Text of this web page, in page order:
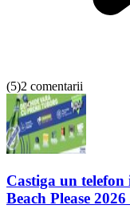
(5)2 comentarii
Castiga un
Beach Please